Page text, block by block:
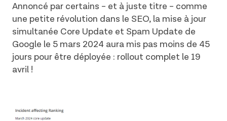
Annoncé par certains – et à juste titre – comme
une petite révolution dans le SEO, la mise à jour
simultanée Core Update et Spam Update de
Google le 5 mars 2024 aura mis pas moins de 45
jours pour être déployée : rollout complet le 19
avril !